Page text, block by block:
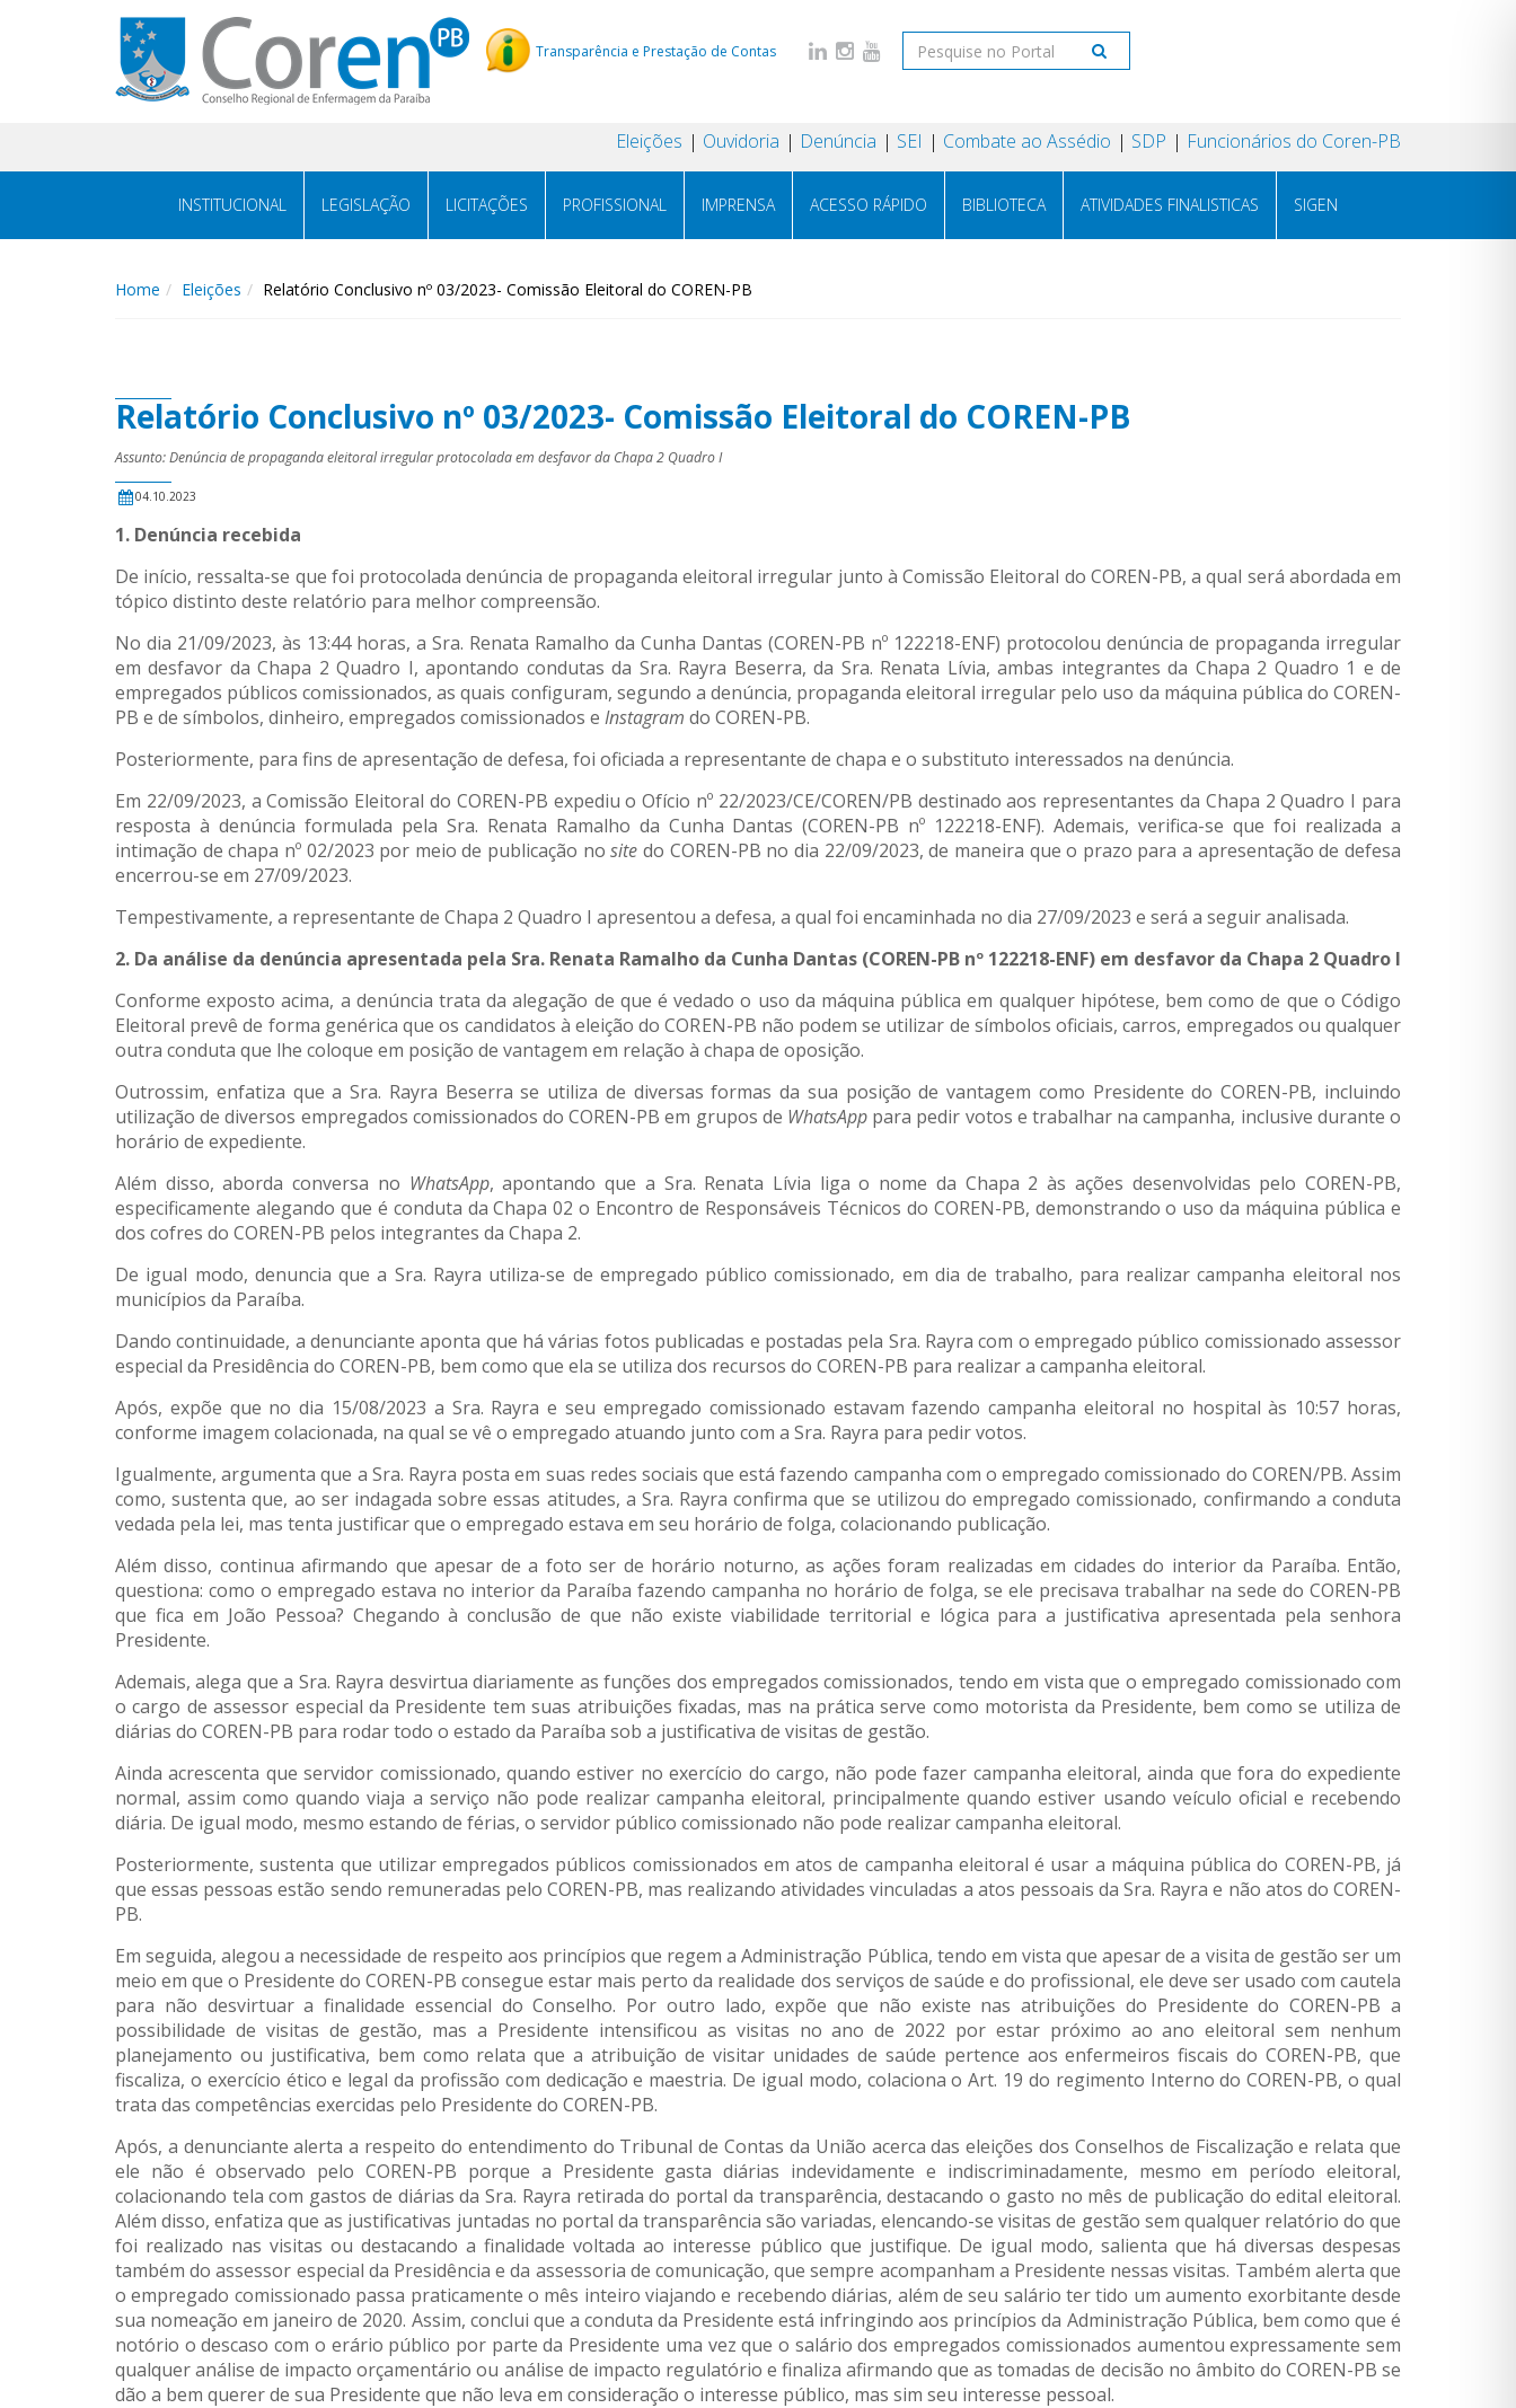
Transparência e Prestação de Contas
Eleições Ouvidoria Denúncia SEI Combate ao Assédio SDP Funcionários do Coren-PB
INSTITUCIONAL LEGISLAÇÃO LICITAÇÕES PROFISSIONAL IMPRENSA ACESSO RÁPIDO BIBLIOTECA ATIVIDADES FINALISTICAS SIGEN
Home Eleições Relatório Conclusivo nº 03/2023- Comissão Eleitoral do COREN-PB
Relatório Conclusivo nº 03/2023- Comissão Eleitoral do COREN-PB
Assunto: Denúncia de propaganda eleitoral irregular protocolada em desfavor da Chapa 2 Quadro I
04.10.2023
1. Denúncia recebida
De início, ressalta-se que foi protocolada denúncia de propaganda eleitoral irregular junto à Comissão Eleitoral do COREN-PB, a qual será abordada em
tópico distinto deste relatório para melhor compreensão.
No dia 21/09/2023, às 13:44 horas, a Sra. Renata Ramalho da Cunha Dantas (COREN-PB nº 122218-ENF) protocolou denúncia de propaganda irregular
em desfavor da Chapa 2 Quadro I, apontando condutas da Sra. Rayra Beserra, da Sra. Renata Lívia, ambas integrantes da Chapa 2 Quadro 1 e de
empregados públicos comissionados, as quais configuram, segundo a denúncia, propaganda eleitoral irregular pelo uso da máquina pública do COREN-
PB e de símbolos, dinheiro, empregados comissionados e Instagram do COREN-PB.
Posteriormente, para fins de apresentação de defesa, foi oficiada a representante de chapa e o substituto interessados na denúncia.
Em 22/09/2023, a Comissão Eleitoral do COREN-PB expediu o Ofício nº 22/2023/CE/COREN/PB destinado aos representantes da Chapa 2 Quadro I para
resposta à denúncia formulada pela Sra. Renata Ramalho da Cunha Dantas (COREN-PB nº 122218-ENF). Ademais, verifica-se que foi realizada a
intimação de chapa nº 02/2023 por meio de publicação nosite do COREN-PB no dia 22/09/2023, de maneira que o prazo para a apresentação de defesa
encerrou-se em 27/09/2023.
Tempestivamente, a representante de Chapa 2 Quadro I apresentou a defesa, a qual foi encaminhada no dia 27/09/2023 e será a seguir analisada.
2. Da análise da denúncia apresentada pela Sra. Renata Ramalho da Cunha Dantas (COREN-PB nº 122218-ENF) em desfavor da Chapa 2 Quadro I
Conforme exposto acima, a denúncia trata da alegação de que é vedado o uso da máquina pública em qualquer hipótese, bem como de que o Código
Eleitoral prevê de forma genérica que os candidatos à eleição do COREN-PB não podem se utilizar de símbolos oficiais, carros, empregados ou qualquer
outra conduta que lhe coloque em posição de vantagem em relação à chapa de oposição.
Outrossim, enfatiza que a Sra. Rayra Beserra se utiliza de diversas formas da sua posição de vantagem como Presidente do COREN-PB, incluindo
utilização de diversos empregados comissionados do COREN-PB em grupos de WhatsApp para pedir votos e trabalhar na campanha, inclusive durante o
horário de expediente.
Além disso, aborda conversa no WhatsApp, apontando que a Sra. Renata Lívia liga o nome da Chapa 2 às ações desenvolvidas pelo COREN-PB,
especificamente alegando que é conduta da Chapa 02 o Encontro de Responsáveis Técnicos do COREN-PB, demonstrando o uso da máquina pública e
dos cofres do COREN-PB pelos integrantes da Chapa 2.
De igual modo, denuncia que a Sra. Rayra utiliza-se de empregado público comissionado, em dia de trabalho, para realizar campanha eleitoral nos
municípios da Paraíba.
Dando continuidade, a denunciante aponta que há várias fotos publicadas e postadas pela Sra. Rayra com o empregado público comissionado assessor
especial da Presidência do COREN-PB, bem como que ela se utiliza dos recursos do COREN-PB para realizar a campanha eleitoral.
Após, expõe que no dia 15/08/2023 a Sra. Rayra e seu empregado comissionado estavam fazendo campanha eleitoral no hospital às 10:57 horas,
conforme imagem colacionada, na qual se vê o empregado atuando junto com a Sra. Rayra para pedir votos.
Igualmente, argumenta que a Sra. Rayra posta em suas redes sociais que está fazendo campanha com o empregado comissionado do COREN/PB. Assim
como, sustenta que, ao ser indagada sobre essas atitudes, a Sra. Rayra confirma que se utilizou do empregado comissionado, confirmando a conduta
vedada pela lei, mas tenta justificar que o empregado estava em seu horário de folga, colacionando publicação.
Além disso, continua afirmando que apesar de a foto ser de horário noturno, as ações foram realizadas em cidades do interior da Paraíba. Então,
questiona: como o empregado estava no interior da Paraíba fazendo campanha no horário de folga, se ele precisava trabalhar na sede do COREN-PB
que fica em João Pessoa? Chegando à conclusão de que não existe viabilidade territorial e lógica para a justificativa apresentada pela senhora
Presidente.
Ademais, alega que a Sra. Rayra desvirtua diariamente as funções dos empregados comissionados, tendo em vista que o empregado comissionado com
o cargo de assessor especial da Presidente tem suas atribuições fixadas, mas na prática serve como motorista da Presidente, bem como se utiliza de
diárias do COREN-PB para rodar todo o estado da Paraíba sob a justificativa de visitas de gestão.
Ainda acrescenta que servidor comissionado, quando estiver no exercício do cargo, não pode fazer campanha eleitoral, ainda que fora do expediente
normal, assim como quando viaja a serviço não pode realizar campanha eleitoral, principalmente quando estiver usando veículo oficial e recebendo
diária. De igual modo, mesmo estando de férias, o servidor público comissionado não pode realizar campanha eleitoral.
Posteriormente, sustenta que utilizar empregados públicos comissionados em atos de campanha eleitoral é usar a máquina pública do COREN-PB, já
que essas pessoas estão sendo remuneradas pelo COREN-PB, mas realizando atividades vinculadas a atos pessoais da Sra. Rayra e não atos do COREN-
PB.
Em seguida, alegou a necessidade de respeito aos princípios que regem a Administração Pública, tendo em vista que apesar de a visita de gestão ser um
meio em que o Presidente do COREN-PB consegue estar mais perto da realidade dos serviços de saúde e do profissional, ele deve ser usado com cautela
para não desvirtuar a finalidade essencial do Conselho. Por outro lado, expõe que não existe nas atribuições do Presidente do COREN-PB a
possibilidade de visitas de gestão, mas a Presidente intensificou as visitas no ano de 2022 por estar próximo ao ano eleitoral sem nenhum
planejamento ou justificativa, bem como relata que a atribuição de visitar unidades de saúde pertence aos enfermeiros fiscais do COREN-PB, que
fiscaliza, o exercício ético e legal da profissão com dedicação e maestria. De igual modo, colaciona o Art. 19 do regimento Interno do COREN-PB, o qual
trata das competências exercidas pelo Presidente do COREN-PB.
Após, a denunciante alerta a respeito do entendimento do Tribunal de Contas da União acerca das eleições dos Conselhos de Fiscalização e relata que
ele não é observado pelo COREN-PB porque a Presidente gasta diárias indevidamente e indiscriminadamente, mesmo em período eleitoral,
colacionando tela com gastos de diárias da Sra. Rayra retirada do portal da transparência, destacando o gasto no mês de publicação do edital eleitoral.
Além disso, enfatiza que as justificativas juntadas no portal da transparência são variadas, elencando-se visitas de gestão sem qualquer relatório do que
foi realizado nas visitas ou destacando a finalidade voltada ao interesse público que justifique. De igual modo, salienta que há diversas despesas
também do assessor especial da Presidência e da assessoria de comunicação, que sempre acompanham a Presidente nessas visitas. Também alerta que
o empregado comissionado passa praticamente o mês inteiro viajando e recebendo diárias, além de seu salário ter tido um aumento exorbitante desde
sua nomeação em janeiro de 2020. Assim, conclui que a conduta da Presidente está infringindo aos princípios da Administração Pública, bem como que é
notório o descaso com o erário público por parte da Presidente uma vez que o salário dos empregados comissionados aumentou expressamente sem
qualquer análise de impacto orçamentário ou análise de impacto regulatório e finaliza afirmando que as tomadas de decisão no âmbito do COREN-PB se
dão a bem querer de sua Presidente que não leva em consideração o interesse público, mas sim seu interesse pessoal.